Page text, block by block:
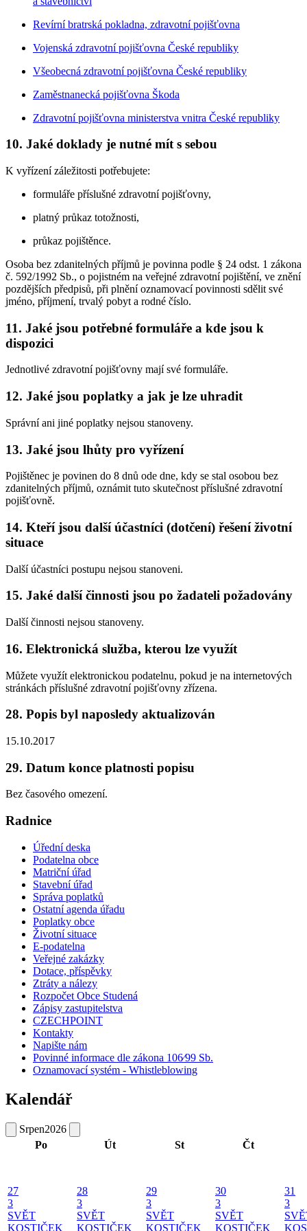
Revírní bratrská pokladna, zdravotní pojišťovna
Vojenská zdravotní pojišťovna České republiky
Všeobecná zdravotní pojišťovna České republiky
Zaměstnanecká pojišťovna Škoda
Zdravotní pojišťovna ministerstva vnitra České republiky
10. Jaké doklady je nutné mít s sebou
K vyřízení záležitosti potřebujete:
formuláře příslušné zdravotní pojišťovny,
platný průkaz totožnosti,
průkaz pojištěnce.
Osoba bez zdanitelných příjmů je povinna podle § 24 odst. 1 zákona
č. 592/1992 Sb., o pojistném na veřejné zdravotní pojištění, ve znění
pozdějších předpisů, při plnění oznamovací povinnosti sdělit své
jméno, příjmení, trvalý pobyt a rodné číslo.
11. Jaké jsou potřebné formuláře a kde jsou k
dispozici
Jednotlivé zdravotní pojišťovny mají své formuláře.
12. Jaké jsou poplatky a jak je lze uhradit
Správní ani jiné poplatky nejsou stanoveny.
13. Jaké jsou lhůty pro vyřízení
Pojištěnec je povinen do 8 dnů ode dne, kdy se stal osobou bez
zdanitelných příjmů, oznámit tuto skutečnost příslušné zdravotní
pojišťovně.
14. Kteří jsou další účastníci (dotčení) řešení životní
situace
Další účastníci postupu nejsou stanoveni.
15. Jaké další činnosti jsou po žadateli požadovány
Další činnosti nejsou stanoveny.
16. Elektronická služba, kterou lze využít
Můžete využít elektronickou podatelnu, pokud je na internetových
stránkách příslušné zdravotní pojišťovny zřízena.
28. Popis byl naposledy aktualizován
15.10.2017
29. Datum konce platnosti popisu
Bez časového omezení.
Radnice
Úřední deska
Podatelna obce
Matriční úřad
Stavební úřad
Správa poplatků
Ostatní agenda úřadu
Poplatky obce
Životní situace
E-podatelna
Veřejné zakázky
Dotace, příspěvky
Ztráty a nálezy
Rozpočet Obce Studená
Zápisy zastupitelstva
CZECHPOINT
Kontakty
Napište nám
Povinné informace dle zákona 106⁄99 Sb.
Oznamovací systém - Whistleblowing
Kalendář
Srpen2026
Po
Út St Čt
27
3
SVĚT
KOSTIČEK
28
3
SVĚT
KOSTIČEK
29
3
SVĚT
KOSTIČEK
30
3
SVĚT
KOSTIČEK
31
3